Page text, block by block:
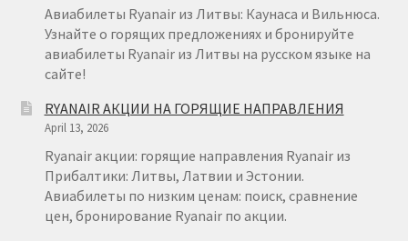
Авиабилеты Ryanair из Литвы: Каунаса и Вильнюса.
Узнайте о горящих предложениях и бронируйте
авиабилеты Ryanair из Литвы на русском языке на
сайте!
RYANAIR АКЦИИ НА ГОРЯЩИЕ НАПРАВЛЕНИЯ
April 13, 2026
Ryanair акции: горящие направления Ryanair из
Прибалтики: Литвы, Латвии и Эстонии.
Авиабилеты по низким ценам: поиск, сравнение
цен, бронирование Ryanair по акции.